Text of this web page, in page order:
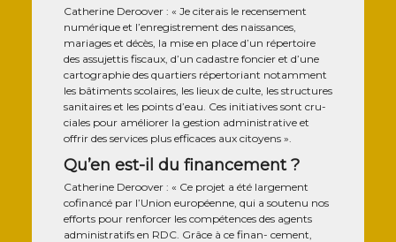
Cathe­rine Deroo­ver : « Je cite­rais le recen­se­ment
numé­rique et l’enregistrement des nais­sances,
mariages et décès, la mise en place d’un réper­toire
des assu­jet­tis fis­caux, d’un cadastre fon­cier et d’une
car­to­gra­phie des quar­tiers réper­to­riant notam­ment
les bâti­ments sco­laires, les lieux de culte, les struc­tures
sani­taires et les points d’eau. Ces ini­tia­tives sont cru­
ciales pour amé­lio­rer la ges­tion admi­nis­tra­tive et
offrir des ser­vices plus effi­caces aux citoyens ».
Qu’en est-il du financement ?
Cathe­rine Deroo­ver : « Ce pro­jet a été lar­ge­ment
cofi­nan­cé par l’Union euro­péenne, qui a sou­te­nu nos
efforts pour ren­for­cer les com­pé­tences des agents
admi­nis­tra­tifs en RDC. Grâce à ce finan- cement,